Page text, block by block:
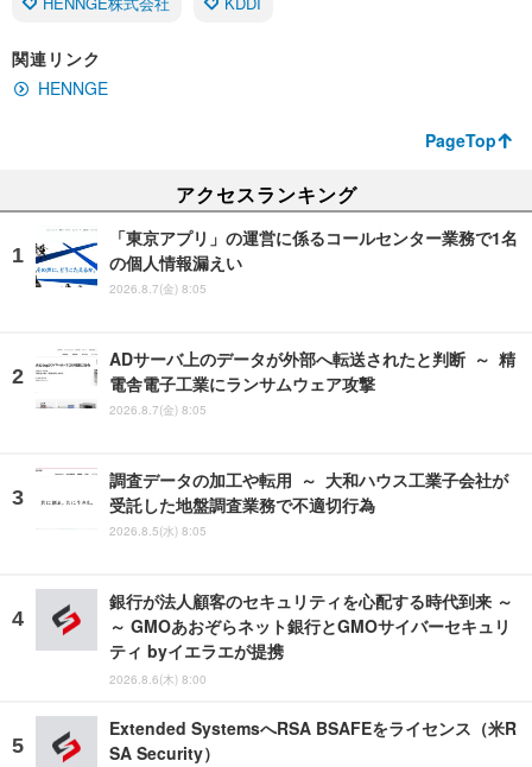
関連リンク
HENNGE
PageTop
アクセスランキング
「東京アプリ」の運営に係るコールセンター業務で1名
の個人情報漏えい
2026.8.7(金) 8:05
ADサーバ上のデータが外部へ転送されたと判断 ～ 精
電舎電子工業にランサムウェア攻撃
2026.8.7(金) 8:05
調査データの加工や転用 ～ 大和ハウス工業子会社が
受託した地盤調査業務で不適切行為
2026.8.5(水) 8:05
銀行が法人顧客のセキュリティを心配する時代到来 ～
～ GMOあおぞらネット銀行とGMOサイバーセキュリ
ティ byイエラエが提携
2026.8.6(木) 8:00
Extended SystemsへRSA BSAFEをライセンス（米R
SA Security）